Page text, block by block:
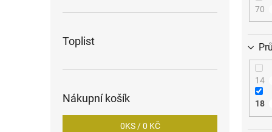
Toplist
Nákupní košík
0KS /0 KČ
70
14
18